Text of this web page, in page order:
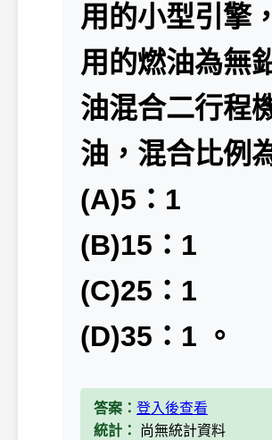
用的小型引擎
用的燃油為無
油混合二行程
油，混合比例
(A)5：1
(B)15：1
(C)25：1
(D)35：1 。
答案： 登入後查看
統計：
尚無統計資料